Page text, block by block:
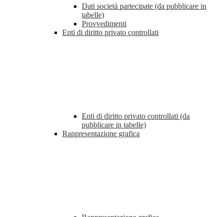
Dati società partecipate (da pubblicare in
tabelle)
Provvedimenti
Enti di diritto privato controllati
Enti di diritto privato controllati (da
pubblicare in tabelle)
Rappresentazione grafica